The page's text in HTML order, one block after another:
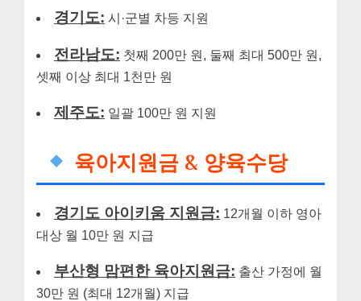
경기도: 시·군별 차등 지원
전라남도: 첫째 200만 원, 둘째 최대 500만 원,
셋째 이상 최대 1천만 원
제주도: 일괄 100만 원 지원
육아지원금 & 양육수당
경기도 아이키움 지원금: 12개월 이하 영아
대상 월 10만 원 지급
부산형 맘편한 육아지원금: 출산 가정에 월
30만 원 (최대 12개월) 지급